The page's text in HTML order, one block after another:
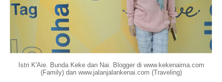
Istri K'Aie. Bunda Keke dan Nai. Blogger di www.kekenaima.com
(Family) dan www.jalanjalankenai.com (Traveling)